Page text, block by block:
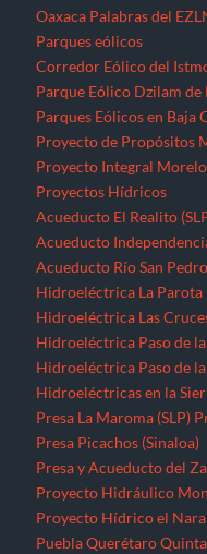
Oaxaca Palabras del
Parques eólicos
Corredor Eólico del
Parque Eólico Dzilam de
Parques Eólicos en
Proyecto de Propósitos
Proyecto Integral
Proyectos Hídricos
Acueducto El Realito
Acueducto
Acueducto Río San
Hidroeléctrica La Parota
Hidroeléctrica Las
Hidroeléctrica Paso de la
Hidroeléctrica Paso de la
Hidroeléctricas en la
Presa La Maroma (SLP)
Presa Picachos (Sinaloa)
Presa y Acueducto del
Proyecto Hidráulico
Proyecto Hídrico el
Puebla Querétaro